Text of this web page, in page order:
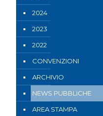
2024
2023
2022
CONVENZIONI
ARCHIVIO
NEWS PUBBLICHE
AREA STAMPA